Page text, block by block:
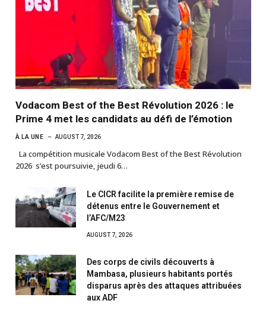
Vodacom Best of the Best Révolution 2026 : le
Prime 4 met les candidats au défi de l’émotion
À LA UNE AUGUST 7, 2026
La compétition musicale Vodacom Best of the Best Révolution
2026 s’est poursuivie, jeudi 6…
Le CICR facilite la première remise de
détenus entre le Gouvernement et
l’AFC/M23
AUGUST 7, 2026
Des corps de civils découverts à
Mambasa, plusieurs habitants portés
disparus après des attaques attribuées
aux ADF